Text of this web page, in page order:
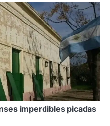
imperdibles picadas